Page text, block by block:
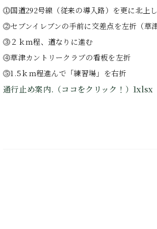
⓵国道292号線（従来の導入路）を更に北上し
⓶セブンイレブンの手前に交差点を左折（草
⓷２ｋｍ程、道なりに進む
⓸草津カントリークラブの看板を左折
⓹1.5ｋｍ程進んで「練習場」を右折
通行止め案内.（ココをクリック！）1xlsx